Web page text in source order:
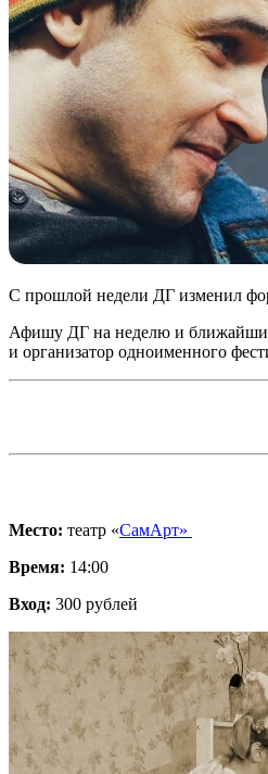
С прошлой недели ДГ изменил
Афишу ДГ на неделю и
и организатор одноименного
Место: театр «СамАрт»
Время: 14:00
Вход: 300 рублей